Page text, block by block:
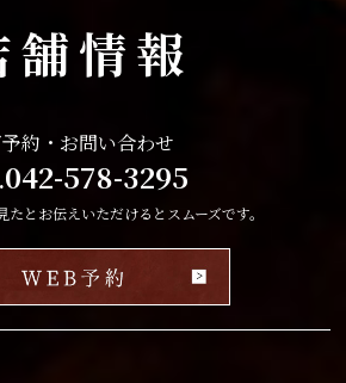
舗情報
予約・お問い合わせ
042-578-3295
たとお伝えいただけるとスムーズです。